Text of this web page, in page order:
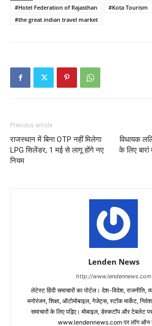
#Hotel Federation of Rajasthan
#Kota Tourism
#the great indian travel market
Previous article
राजस्थान में बिना OTP नहीं मिलेगा
LPG सिलेंडर, 1 मई से लागू होंगे नए
नियम
विधायक
के लिए
Lenden News
http://www.lendennews.com
लेटेस्ट हिंदी समाचारों का पोर्टल। देश-विदेश, राजनीति,
मनोरंजन, शिक्षा, ऑटोमोबाइल, गेजेट्स, स्टॉक मार्केट,
समाचारों के लिए पढ़िए। मोबाइल, डेस्कटॉप और टेबलेट
www.lendennews.com पर लॉग ऑन